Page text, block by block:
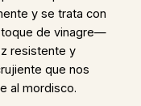
y se trata con
de vinagre—
resistente y
que nos
al mordisco.